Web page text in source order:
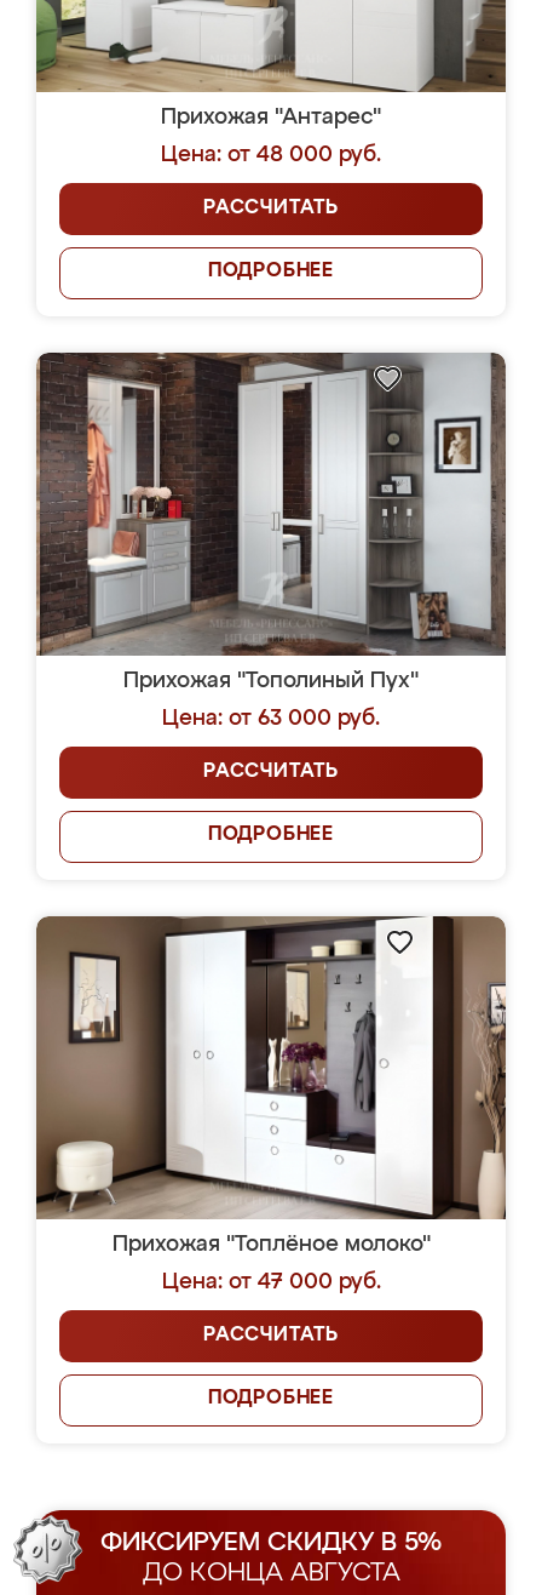
Прихожая "Антарес"
Цена: от 48 000 руб.
РАССЧИТАТЬ
ПОДРОБНЕЕ
Прихожая "Тополиный Пух"
Цена: от 63 000 руб.
РАССЧИТАТЬ
ПОДРОБНЕЕ
Прихожая "Топлёное молоко"
Цена: от 47 000 руб.
РАССЧИТАТЬ
ПОДРОБНЕЕ
ФИКСИРУЕМ СКИДКУ В 5%
ДО КОНЦА АВГУСТА